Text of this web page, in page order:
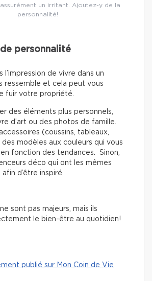
assurément un irritant. Ajoutez-y de la
personnalité!
personnalité
l’impression de vivre dans un
ressemble et cela peut vous
fuir votre propriété.
des éléments plus personnels,
d’art ou des photos de famille.
(coussins, tableaux,
modèles aux couleurs qui vous
fonction des tendances. Sinon,
déco qui ont les mêmes
d’être inspiré.
sont pas majeurs, mais ils
le bien-être au quotidien!
publié sur Mon Coin de Vie